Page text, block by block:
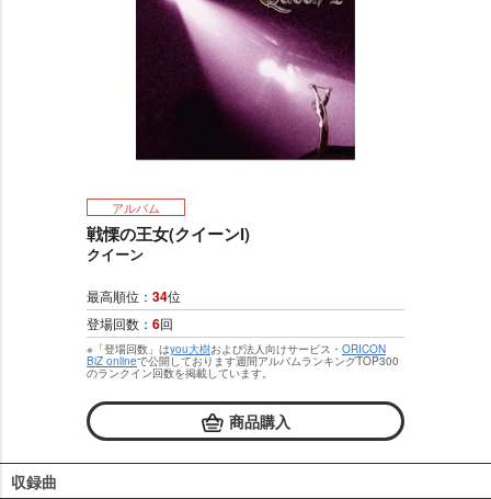
アルバム
戦慄の王女(クイーンI)
クイーン
最高順位： 34位
登場回数： 6回
※「登場回数」はyou大樹および法人向けサービス・ ORICON
BiZ onlineで公開しております週間アルバムランキングTOP300
のランクイン回数を掲載しています。
商品購入
収録曲